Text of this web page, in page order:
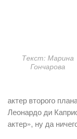
Текст: Марина
Гончарова
актер второго
Леонардо ди
актер», ну да